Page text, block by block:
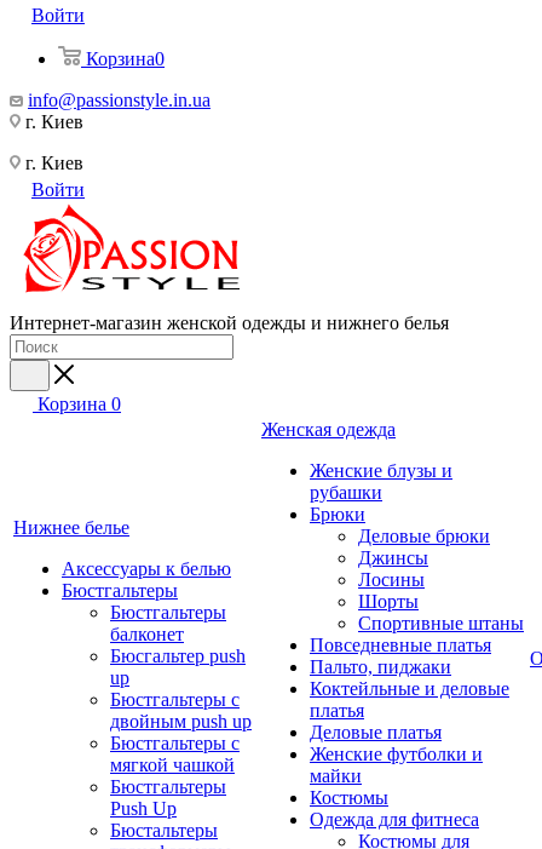
Войти
Корзина0
info@passionstyle.in.ua
г. Киев
г. Киев
Войти
Интернет-магазин женской одежды и нижнего белья
Корзина 0
Нижнее белье
Аксессуары к белью
Бюстгальтеры
Бюстгальтеры
балконет
Бюсгальтер push
up
Бюстгальтеры с
двойным push up
Бюстгальтеры с
мягкой чашкой
Бюстгальтеры
Push Up
Бюстальтеры
Женская одежда
Женские блузы и
рубашки
Брюки
Деловые брюки
Джинсы
Лосины
Шорты
Спортивные штаны
Повседневные платья
Пальто, пиджаки
Коктейльные и деловые
платья
Деловые платья
Женские футболки и
майки
Костюмы
Одежда для фитнеса
Костюмы для